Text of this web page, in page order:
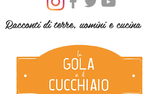
Racconti di terre, uomini e cucina